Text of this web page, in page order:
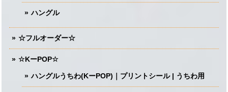
ハングル
☆フルオーダー☆
☆KーPOP☆
ハングルうちわ(KーPOP)｜プリントシール | うちわ用